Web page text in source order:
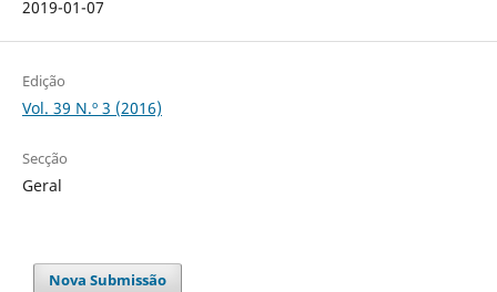
2019-01-07
Edição
Vol. 39 N.º 3 (2016)
Secção
Geral
Nova Submissão